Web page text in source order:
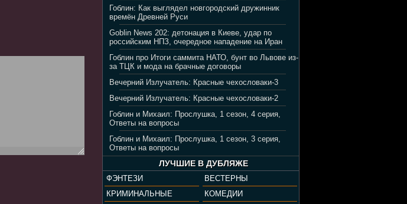
Гоблин: Как выглядел новгородский дружинник
времён Древней Руси
Goblin News 202: детонация в Киеве, удар по
российским НПЗ, очередное нападение на Иран
Гоблин про Итоги саммита НАТО, бунт во Львове из-
за ТЦК и мода на брачные договоры
Вечерний Излучатель: Красные чехословаки-3
Вечерний Излучатель: Красные чехословаки-2
Гоблин и Михаил: Прослушка, 1 сезон, 4 серия,
Ответы на вопросы
Гоблин и Михаил: Прослушка, 1 сезон, 3 серия,
Ответы на вопросы
ЛУЧШИЕ В ДУБЛЯЖЕ
ФЭНТЕЗИ
ВЕСТЕРНЫ
КРИМИНАЛЬНЫЕ
КОМЕДИИ